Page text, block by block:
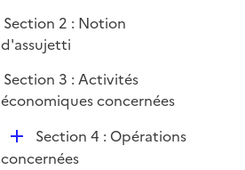
Section 2 : Notion
d'assujetti
Section 3 : Activités
économiques concernées
D
é
Section 4 : Opérations
concernées